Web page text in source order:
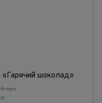
шоколад»
грн